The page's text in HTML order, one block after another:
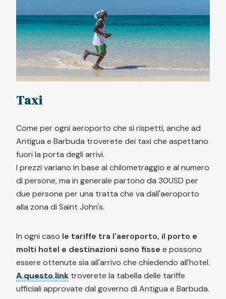
Taxi
Come per ogni aeroporto che si rispetti, anche ad
Antigua e Barbuda troverete dei taxi che aspettano
fuori la porta degli arrivi.
I prezzi variano in base al chilometraggio e al numero
di persone, ma in generale partono da 30USD per
due persone per una tratta che va dall'aeroporto
alla zona di Saint John's.
In ogni caso le tariffe tra l'aeroporto, il porto e
molti hotel e destinazioni sono fisse e possono
essere ottenute sia all'arrivo che chiedendo all'hotel.
A questo link troverete la tabella delle tariffe
ufficiali approvate dal governo di Antigua e Barbuda.